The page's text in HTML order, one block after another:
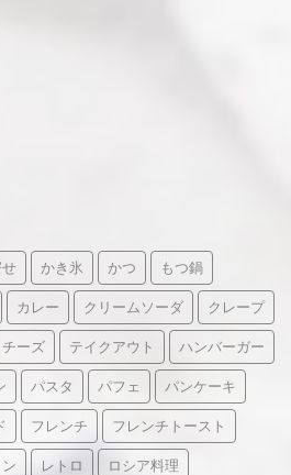
かき氷 かつ もつ鍋
カレー クリームソーダ クレープ
チーズ テイクアウト ハンバーガー
パスタ パフェ パンケーキ
フレンチ フレンチトースト
レトロ ロシア料理